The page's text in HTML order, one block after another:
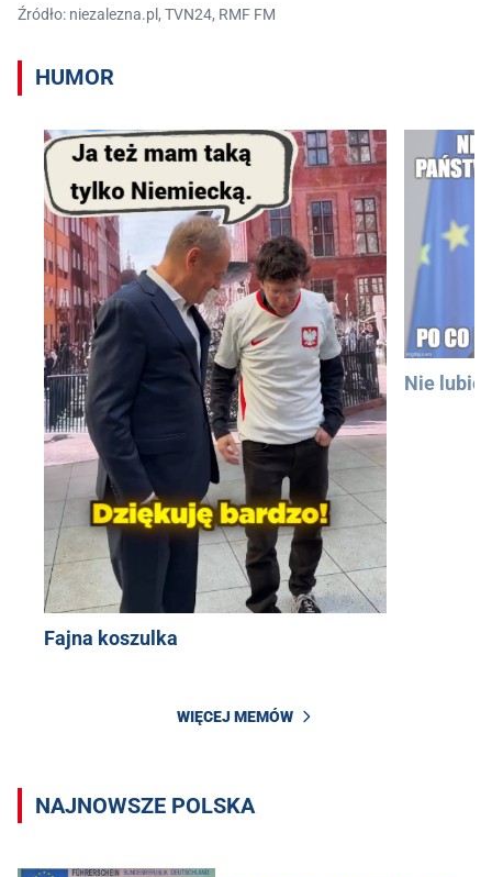
Źródło: niezalezna.pl, TVN24, RMF FM
HUMOR
Fajna koszulka
Nie lubię
WIĘCEJ MEMÓW
NAJNOWSZE POLSKA